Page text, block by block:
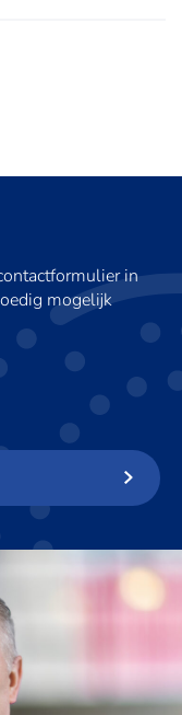
in
mogelijk